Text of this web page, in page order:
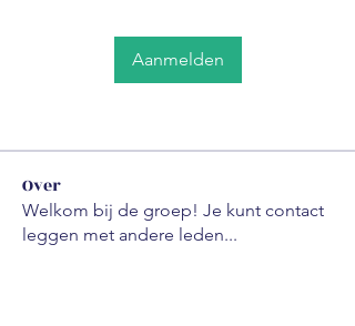
Aanmelden
Over
Welkom bij de groep! Je kunt contact
leggen met andere leden...